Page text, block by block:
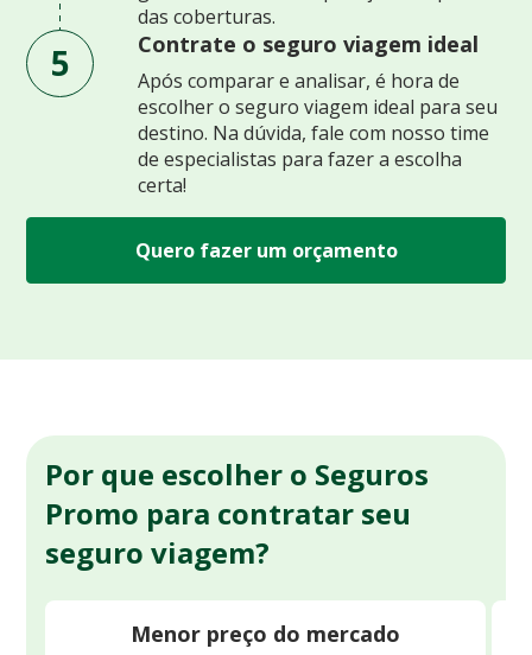
das coberturas.
5 Contrate o seguro viagem ideal
Após comparar e analisar, é hora de
escolher o seguro viagem ideal para seu
destino. Na dúvida, fale com nosso time
de especialistas para fazer a escolha
certa!
Quero fazer um orçamento
Por que escolher o Seguros
Promo para contratar seu
seguro viagem?
Menor preço do mercado